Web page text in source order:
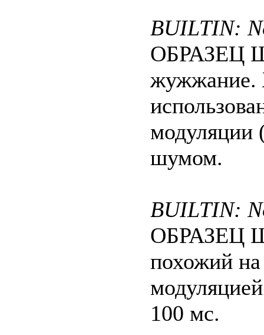
BUILTIN:
ОБРАЗЕЦ
жужжание.
модуляции
шумом.
BUILTIN:
ОБРАЗЕЦ
похожий на
100 мс.